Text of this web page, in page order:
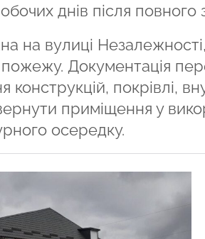
днів після повного
на вулиці
Документація
конструкцій, покрівлі,
приміщення у
осередку.